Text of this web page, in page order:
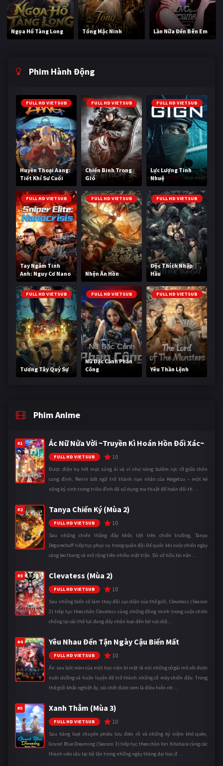
Ngọa Hổ Tàng Long Tống Mặc Ninh Lần Nữa Đến Bên Em
Phim Hành Động
FULL HD VIETSUB
Huyền Thoại Aang:
Tiết Khí Sư Cuối
Cùng
FULL HD VIETSUB
Chiến Binh Trong
Gió
FULL HD VIETSUB
Lực Lượng Tinh
Nhuệ
FULL HD VIETSUB
Tay Ngắm Tinh
Anh: Nguy Cơ Nano
FULL HD VIETSUB
Nhện Ăn Hồn
FULL HD VIETSUB
Độc Thích Nhập
Hầu
FULL HD VIETSUB
Tương Tây Quỷ Sự
FULL HD VIETSUB
Nữ Đặc Cảnh Phản
Công
FULL HD VIETSUB
Yêu Thần Lệnh
Phim Anime
#1 Ác Nữ Nửa Vời ~Truyền Kì Hoán Hồn Đổi Xác~
FULL HD VIETSUB 10
Được điện hạ hết mực sủng ái và ví như nàng bướm rực rỡ giữa chốn
cung đình, Reirin bất ngờ trở thành nạn nhân của Keigetsu – một kẻ
sống ký sinh trong triều đình đã sử dụng ma thuật để hoán đổi th ...
#2 Tanya Chiến Ký (Mùa 2)
FULL HD VIETSUB 10
Sau những chiến thắng đầy khốc liệt trên chiến trường, Tanya
Degurechaff tiếp tục phục vụ trong quân đội Đế quốc khi cuộc chiến ngày
càng leo thang và mở rộng trên nhiều mặt trận. Dù sở hữu tài năn ...
#3 Clevatess (Mùa 2)
FULL HD VIETSUB 10
Sau những biến cố làm thay đổi cục diện của thế giới, Clevatess (Season
2) tiếp tục theo chân Clevatess cùng những đồng minh trong cuộc chiến
chống lại các thế lực đang đẩy nhân loại đến bờ vực diệ ...
#4 Yêu Nhau Đến Tận Ngày Cậu Biến Mất
FULL HD VIETSUB 10
Ẩn sau bức màn của một học viện bí mật là nơi những cô gái mồ côi được
nuôi dưỡng và huấn luyện để trở thành những cỗ máy chiến đấu. Trong
thế giới khắc nghiệt ấy, cái chết được xem là điều hiển nh ...
#5 Xanh Thẳm (Mùa 3)
FULL HD VIETSUB 10
Sau hàng loạt chuyến phiêu lưu điên rồ và những kỷ niệm khó quên,
Grand Blue Dreaming (Season 3) tiếp tục theo chân Iori Kitahara cùng các
thành viên câu lạc bộ lặn trong những ngày tháng đại học đ ...